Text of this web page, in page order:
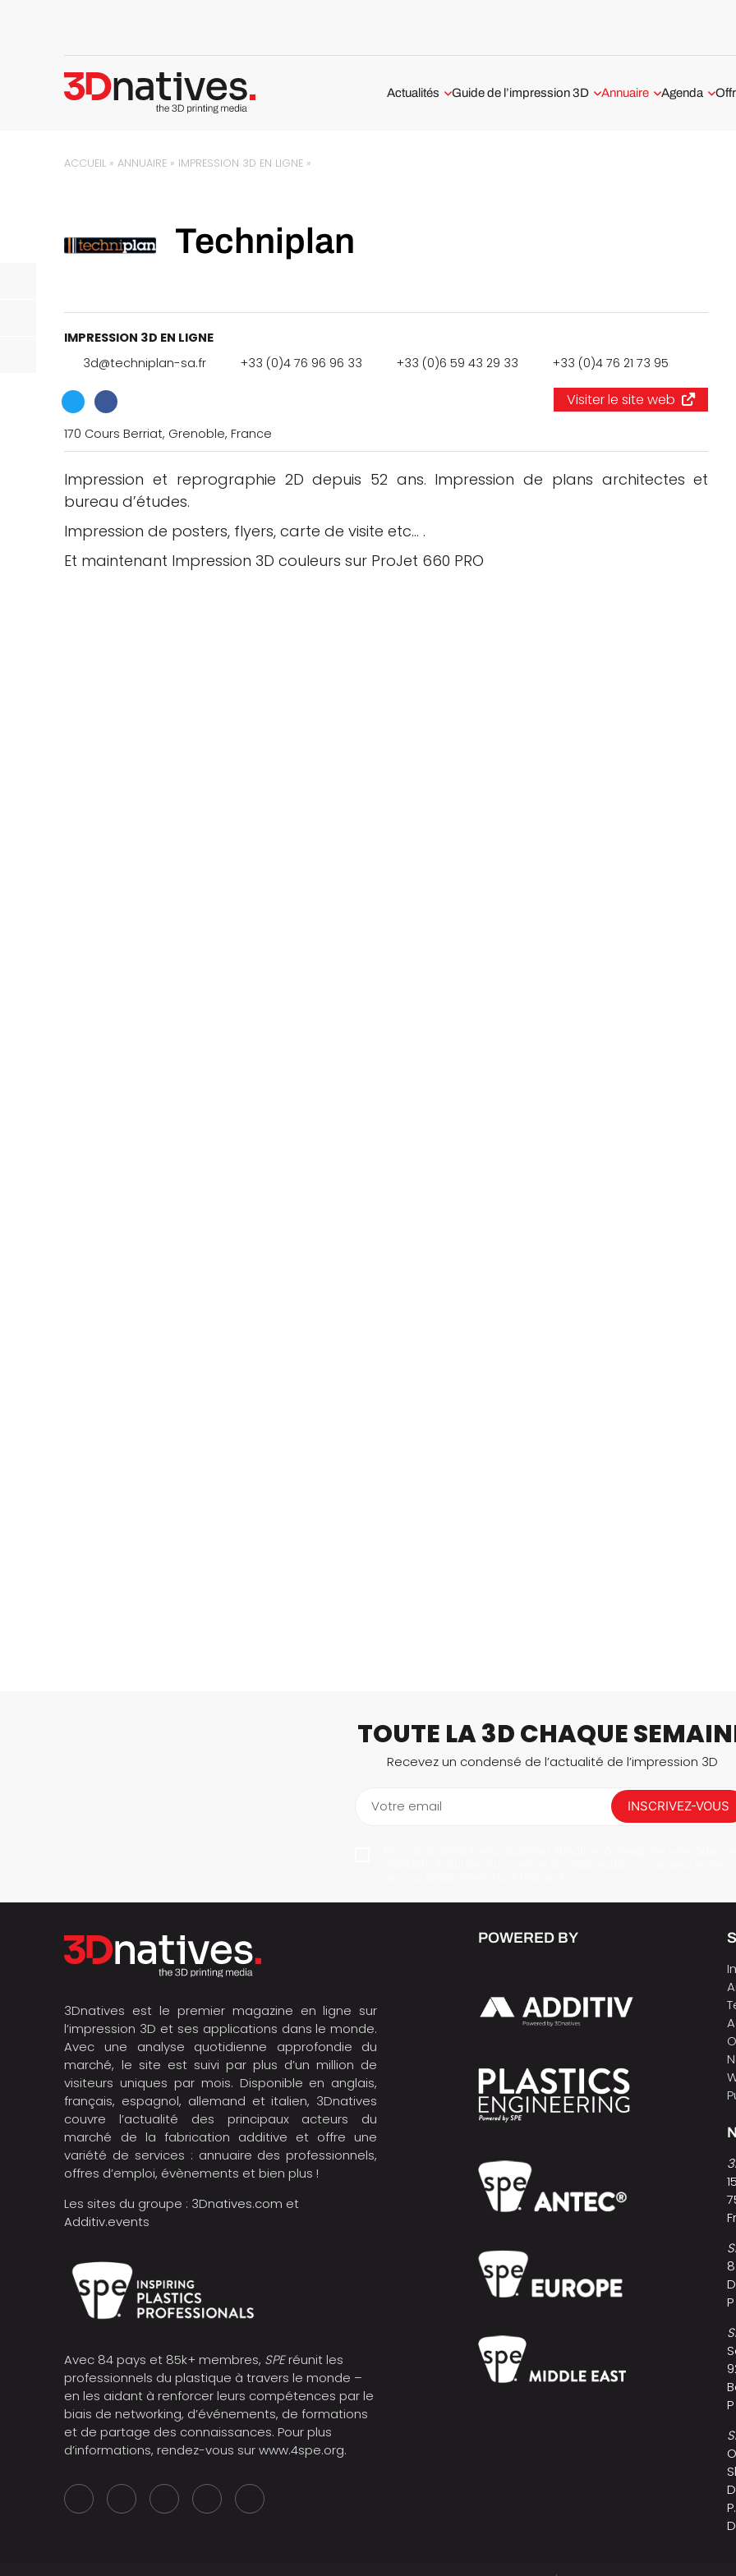
Actualités
Scanners 3D
Vidéos
Guide de l’impression 3D Annuaire Agenda
ACCUEIL »ANNUAIRE » IMPRESSION 3D EN LIGNE »
Techniplan
IMPRESSION 3D EN LIGNE
3d@techniplan-sa.fr
+33 (0)4 76 96 96 33 +33 (0)6 59 43 29 33 +33 (0)4 76 21 73 95
Visiter le site web
170 Cours Berriat, Grenoble, France
Impression et reprographie 2D depuis 52 ans. Impression de plans architectes et
bureau d’études.
Impression de posters, flyers, carte de visite etc… .
Et maintenant Impression 3D couleurs sur ProJet 660 PRO
TOUTE LA 3D CHAQUE
Recevez un condensé de l’actualité de l’impression 3D
Votre email INSCRIVEZ-VOUS
3Dnatives est le premier magazine en ligne sur
l’impression 3D et ses applications dans le monde.
Avec une analyse quotidienne approfondie du
marché, le site est suivi par plus d’un million de
visiteurs uniques par mois. Disponible en anglais,
français, espagnol, allemand et italien, 3Dnatives
couvre l’actualité des principaux acteurs du
marché de la fabrication additive et offre une
variété de services : annuaire des professionnels,
offres d’emploi, évènements et bien plus !
Les sites du groupe : 3Dnatives.com et
Additiv.events
Avec 84 pays et 85k+ membres, SPEréunit les
professionnels du plastique à travers le monde –
en les aidant à renforcer leurs compétences par le
biais de networking, d’événements, de formations
et de partage des connaissances. Pour plus
d’informations, rendez-vous surwww.4spe.org.
POWERED BY